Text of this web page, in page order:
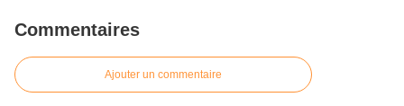
Commentaires
Ajouter un commentaire